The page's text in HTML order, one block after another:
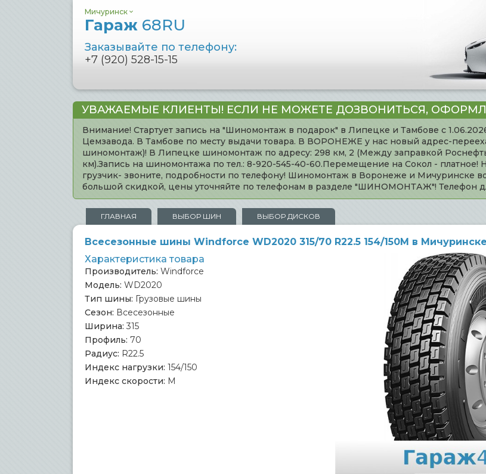
Мичуринск
Гараж 68RU
Заказывайте по телефону:
+7 (920) 528-15-15
УВАЖАЕМЫЕ КЛИЕНТЫ! ЕСЛИ НЕ МОЖЕТЕ ДОЗВОНИТЬСЯ,
Внимание! Стартует запись на "Шиномонтаж в подарок" в Липецке и Тамбове с
Цемзавода. В Тамбове по месту выдачи товара. В ВОРОНЕЖЕ у нас новый адрес-
шиномонтаж)! В Липецке шиномонтаж по адресу: 298 км, 2 (Между заправкой
км).Запись на шиномонтажа по тел.: 8-920-545-40-60.Перемещение на Сокол - платное!
грузчик- звоните, подробности по телефону! Шиномонтаж в Воронеже и Мичуринске
большой скидкой, цены уточняйте по телефонам в разделе "ШИНОМОНТАЖ"! Телефон
ГЛАВНАЯ ВЫБОР ШИН ВЫБОР ДИСКОВ
Всесезонные шины Windforce WD2020 315/70 R22.5 154/150M в Мичуринске
Характеристика товара
Производитель: Windforce
Модель: WD2020
Тип шины: Грузовые шины
Сезон: Всесезонные
Ширина: 315
Профиль: 70
Радиус: R22.5
Индекс нагрузки: 154/150
Индекс скорости: M